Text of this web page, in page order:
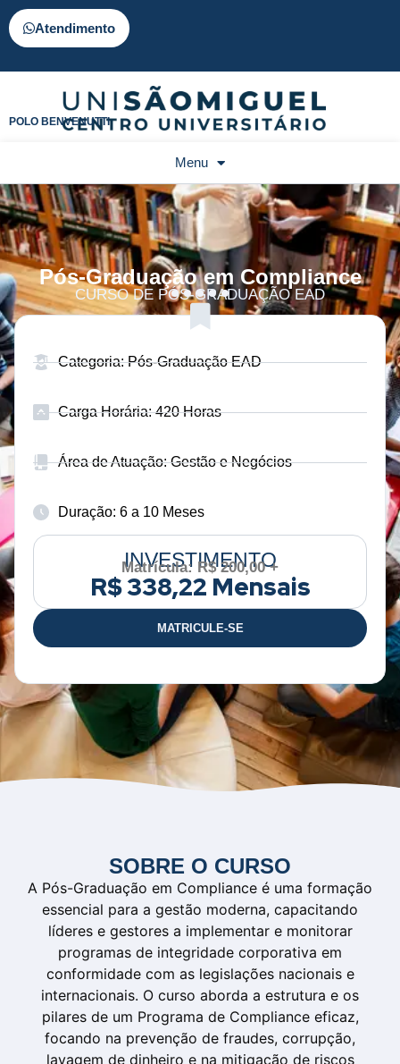
Atendimento
POLO BENVENUTTI
Menu
Pós-Graduação em Compliance
CURSO DE PÓS-GRADUAÇÃO EAD
Categoria: Pós-Graduação EAD
Carga Horária: 420 Horas
Área de Atuação: Gestão e Negócios
Duração: 6 a 10 Meses
INVESTIMENTO
Matrícula: R$ 200,00 +
R$ 338,22 Mensais
MATRICULE-SE
SOBRE O CURSO
A Pós-Graduação em Compliance é uma formação
essencial para a gestão moderna, capacitando
líderes e gestores a implementar e monitorar
programas de integridade corporativa em
conformidade com as legislações nacionais e
internacionais. O curso aborda a estrutura e os
pilares de um Programa de Compliance eficaz,
focando na prevenção de fraudes, corrupção,
lavagem de dinheiro e na mitigação de riscos